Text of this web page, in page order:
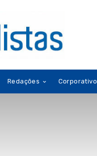
Redações Corporativo